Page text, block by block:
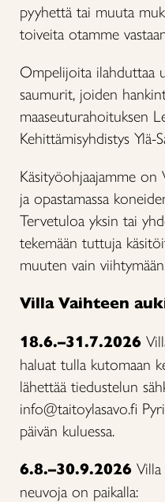
pyyhettä tai muuta
toiveita otamme
Ompelijoita ilahduttaa
saumurit, joiden
maaseuturahoituksen
Kehittämisyhdistys Ylä-
Käsityöohjaajamme on
ja opastamassa
Tervetuloa yksin tai
tekemään tuttuja
muuten vain
Villa Vaihteen
18.6.–31.7.2026
haluat tulla kutomaan
lähettää tiedustelun
info@taitoylasavo.fi
päivän kuluessa.
6.8.–30.9.2026
neuvoja on paikalla: